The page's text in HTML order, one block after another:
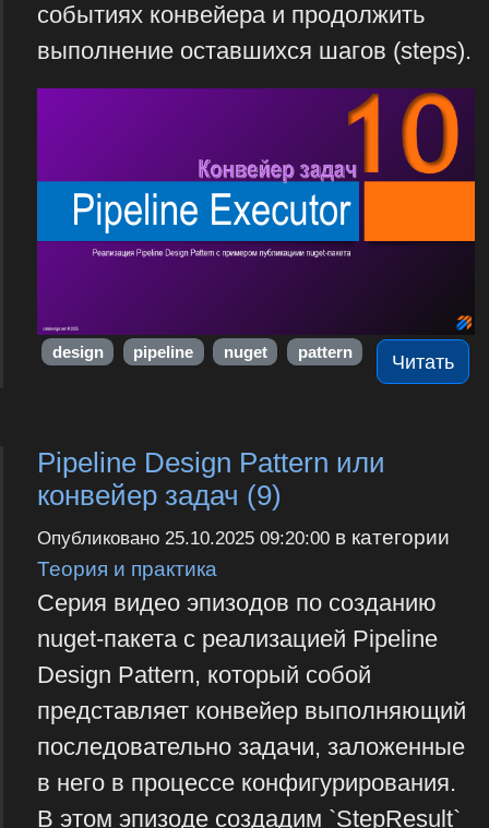
событиях конвейера и продолжить
выполнение оставшихся шагов (steps).
Читать
design pipeline nuget pattern
Pipeline Design Pattern или
конвейер задач (9)
Опубликовано 25.10.2025 09:20:00в категории
Теория и практика
Серия видео эпизодов по созданию
nuget-пакета с реализацией Pipeline
Design Pattern, который собой
представляет конвейер выполняющий
последовательно задачи, заложенные
в него в процессе конфигурирования.
В этом эпизоде создадим `StepResult`